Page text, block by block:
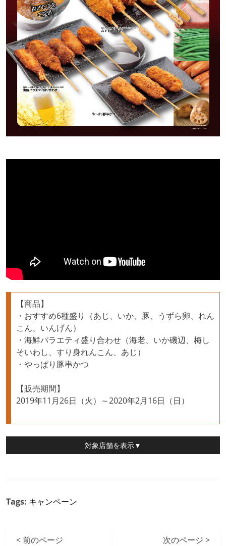
【商品】
・おすすめ6種盛り（あじ、いか、豚、うずら卵、れん
こん、いんげん）
・海鮮バラエティ盛り合わせ（海老、いか磯辺、梅し
そいわし、すり身れんこん、あじ）
・やっぱり豚串かつ
【販売期間】
2019年11月26日（火）～2020年2月16日（日）
対象店舗を表示▼
Tags: キャンペーン
< 前のページ
次のページ >